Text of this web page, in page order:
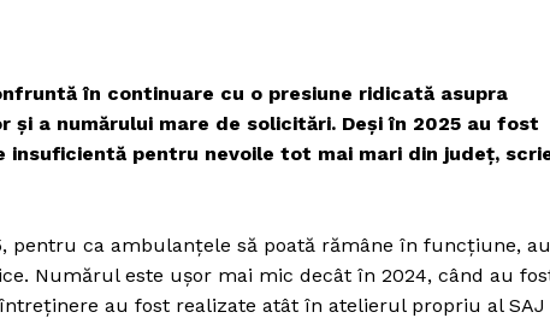
în continuare cu o presiune ridicată asupra
și a numărului mare de solicitări. Deși în 2025 au fost
insuficientă pentru nevoile tot mai mari din județ,
pentru ca ambulanțele să poată rămâne în funcțiune, au
Numărul este ușor mai mic decât în 2024, când au
au fost realizate atât în atelierul propriu al SAJ